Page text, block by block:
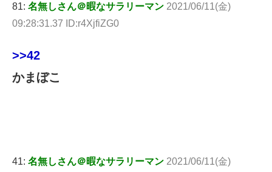
81: 名無しさん＠暇なサラリーマン 2021/06/11(金)
09:28:31.37 ID:r4XjfiZG0
>>42
かまぼこ
41: 名無しさん＠暇なサラリーマン 2021/06/11(金)